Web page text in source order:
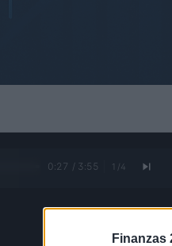
Finanzas
0:28 / 3:55 1 /4